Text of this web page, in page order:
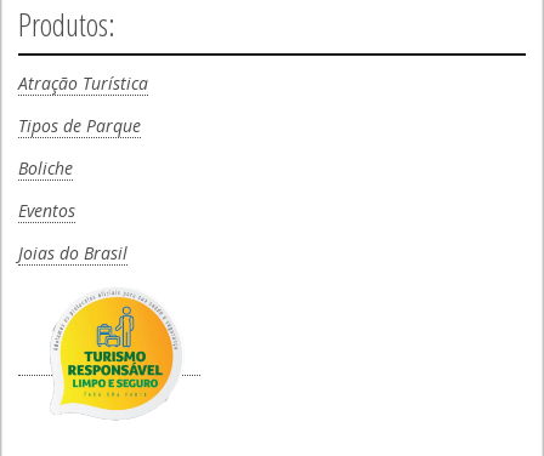
Produtos:
Atração Turística
Tipos de Parque
Boliche
Eventos
Joias do Brasil